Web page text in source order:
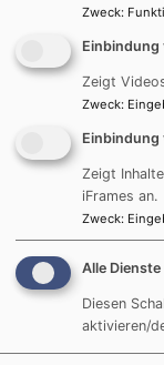
Treffen einmal
Mittwoch Abend
Hauptnavigation
Startseite
Kontakt
Gottesdienst
Termine
Angebote
Zweck:
Zeigt
Zweck:
Einbindung
Zeigt
iFrames an.
Zweck:
Alle
Diesen
aktivieren/